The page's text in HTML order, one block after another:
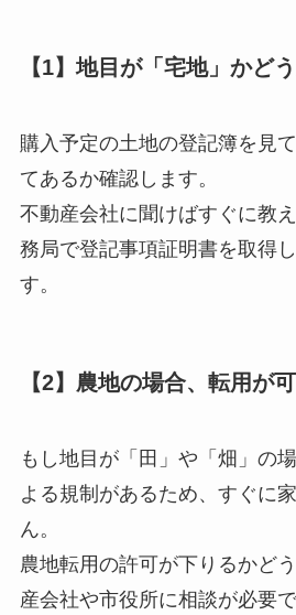
【1】地目が「宅地」かど
購入予定の土地の登記簿を見
てあるか確認します。
不動産会社に聞けばすぐに教
務局で登記事項証明書を取得
す。
【2】農地の場合、転用が
もし地目が「田」や「畑」の
よる規制があるため、すぐに
ん。
農地転用の許可が下りるかど
産会社や市役所に相談が必要で